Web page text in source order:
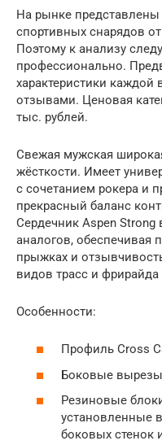
На рынке
спортивных снарядов
Поэтому к анализу
профессионально.
характеристики каждой
отзывами. Ценовая
тыс. рублей.
Свежая мужская
жёсткости. Имеет
с сочетанием рокера и
прекрасный баланс
Сердечник Aspen Strong
аналогов, обеспечивая
прыжках и
видов трасс и фрирайда
Особенности:
Профиль Cross
Боковые
Резиновые
установленные
боковых стенок